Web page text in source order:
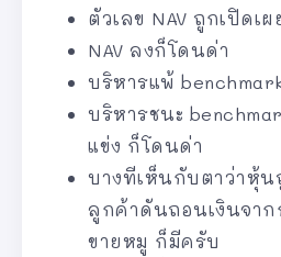
ตัวเลข NAV ถูกเปิดเ
NAV ลงก็โดนด่า
บริหารแพ้
บริหารชนะ
แข่ง ก็โดนด่า
บางทีเห็นกับตาว่าหุ้
ลูกค้าดันถอนเงินจาก
ขายหมู ก็มีครับ